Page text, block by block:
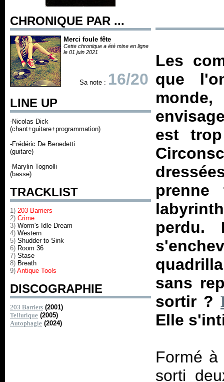
CHRONIQUE PAR ...
Merci foule fête
Cette chronique a été mise en ligne
le 01 juin 2021
Sa note : 16/20
LINE UP
-Nicolas Dick
(chant+guitare+programmation)
-Frédéric De Benedetti
(guitare)
-Marylin Tognolli
(basse)
TRACKLIST
1) 203 Barriers
2) Crime
3) Worm's Idle Dream
4) Western
5) Shudder to Sink
6) Room 36
7) Stase
8) Breath
9) Antique Tools
DISCOGRAPHIE
203 Barriers (2001)
Tellurique (2005)
Autophagie (2024)
Les
que
est
perdu.
sans
sortir ?
Elle
Formé
sorti